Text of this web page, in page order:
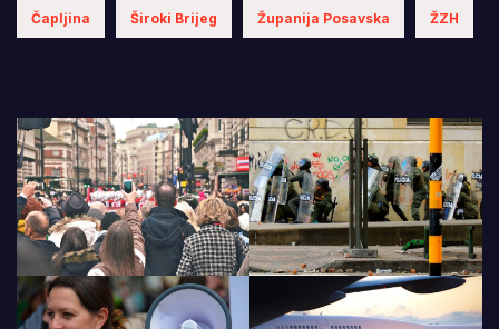
Čapljina Široki Brijeg Županija Posavska ŽZH